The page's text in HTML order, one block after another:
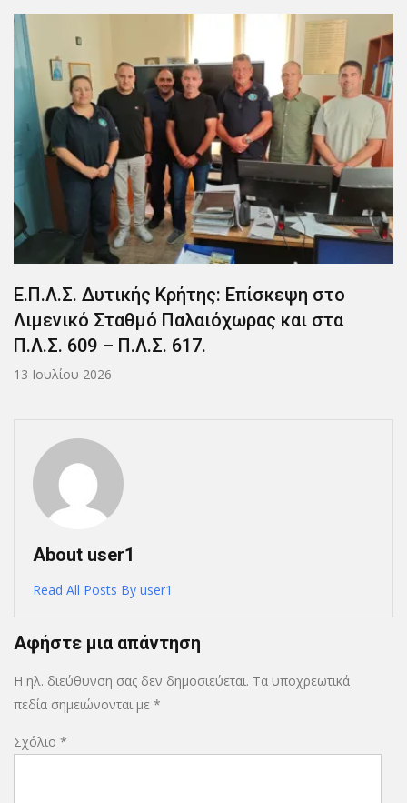
Δυτικής Κρήτης: Επίσκεψη στο
Σταθμό Παλαιόχωρας και στα
609 – Π.Λ.Σ. 617.
Ιουλίου 2026
About user1
Read All Posts By user1
Αφήστε μια απάντηση
Η ηλ. διεύθυνση σας δεν δημοσιεύεται. Τα υποχρεωτικά
πεδία σημειώνονται με *
Σχόλιο *